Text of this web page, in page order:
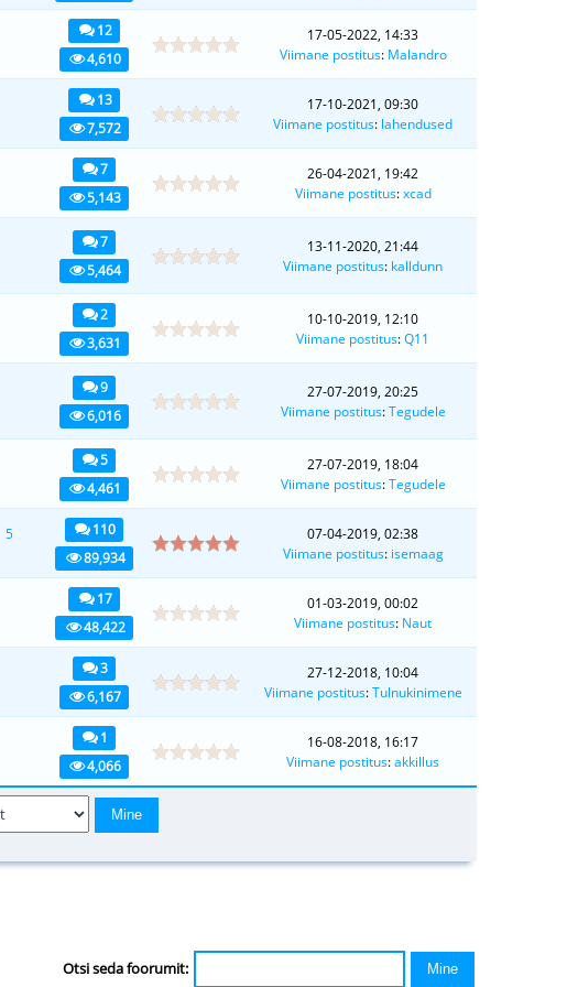
12
4,610
17-05-2022, 14:33
Viimane postitus: Malandro
13
7,572
17-10-2021, 09:30
Viimane postitus: lahendused
7
5,143
26-04-2021, 19:42
Viimane postitus:xcad
7
5,464
13-11-2020, 21:44
Viimane postitus: kalldunn
2
3,631
10-10-2019, 12:10
Viimane postitus:Q11
9
6,016
27-07-2019, 20:25
Viimane postitus:Tegudele
5
4,461
27-07-2019, 18:04
Viimane postitus:Tegudele
5
110
89,934
07-04-2019, 02:38
Viimane postitus: isemaag
17
48,422
01-03-2019, 00:02
Viimane postitus: Naut
3
6,167
27-12-2018, 10:04
Viimane postitus:Tulnukinimene
1
4,066
16-08-2018, 16:17
Viimane postitus:akkillus
Otsi seda foorumit: